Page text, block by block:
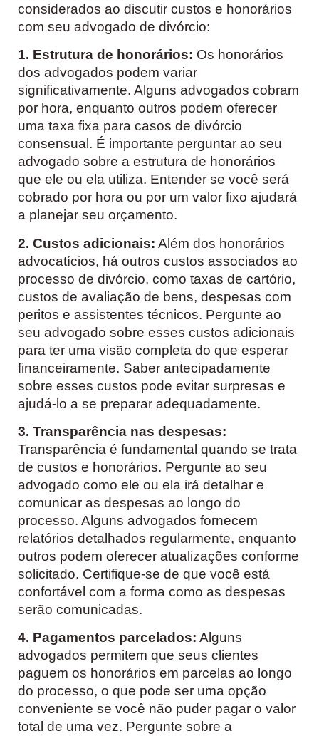
considerados ao discutir custos e honorários
com seu advogado de divórcio:
1. Estrutura de honorários: Os honorários
dos advogados podem variar
significativamente. Alguns advogados cobram
por hora, enquanto outros podem oferecer
uma taxa fixa para casos de divórcio
consensual. É importante perguntar ao seu
advogado sobre a estrutura de honorários
que ele ou ela utiliza. Entender se você será
cobrado por hora ou por um valor fixo ajudará
a planejar seu orçamento.
2. Custos adicionais: Além dos honorários
advocatícios, há outros custos associados ao
processo de divórcio, como taxas de cartório,
custos de avaliação de bens, despesas com
peritos e assistentes técnicos. Pergunte ao
seu advogado sobre esses custos adicionais
para ter uma visão completa do que esperar
financeiramente. Saber antecipadamente
sobre esses custos pode evitar surpresas e
ajudá-lo a se preparar adequadamente.
3. Transparência nas despesas:
Transparência é fundamental quando se trata
de custos e honorários. Pergunte ao seu
advogado como ele ou ela irá detalhar e
comunicar as despesas ao longo do
processo. Alguns advogados fornecem
relatórios detalhados regularmente, enquanto
outros podem oferecer atualizações conforme
solicitado. Certifique-se de que você está
confortável com a forma como as despesas
serão comunicadas.
4. Pagamentos parcelados: Alguns
advogados permitem que seus clientes
paguem os honorários em parcelas ao longo
do processo, o que pode ser uma opção
conveniente se você não puder pagar o valor
total de uma vez. Pergunte sobre a